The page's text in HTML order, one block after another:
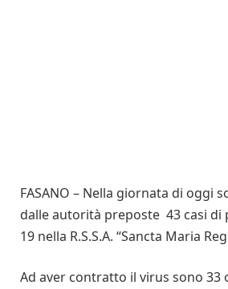
FASANO – Nella giornata di oggi
dalle autorità preposte 43 casi di
19 nella R.S.S.A. “Sancta Maria
Ad aver contratto il virus sono 33